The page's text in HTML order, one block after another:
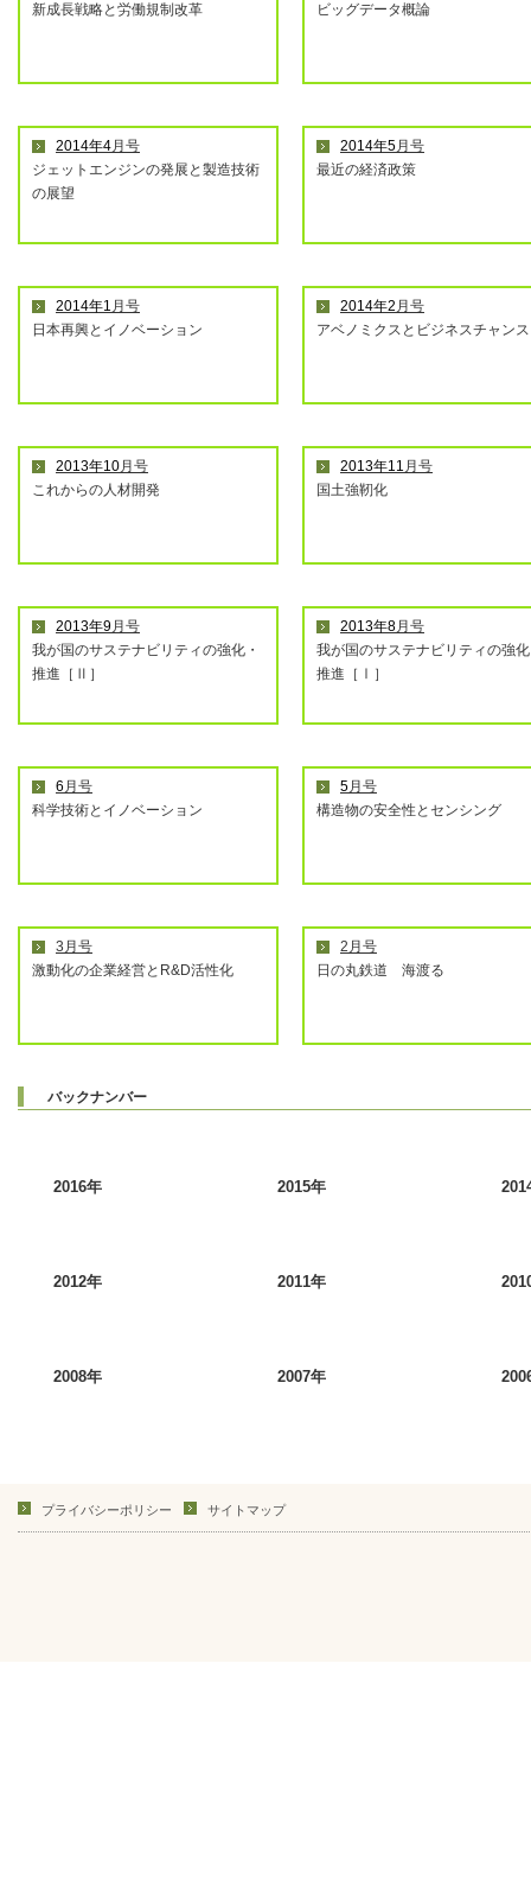
新成長戦略と労働規制改革
ビッグデータ概論
2014年4月号
ジェットエンジンの発展と製造技術
の展望
2014年5月号
最近の経済政策
2014年1 月号
日本再興とイノベーション
2014年2 月号
アベノミクスとビジネスチャンス
2013年10月号
これからの人材開発
2013年11 月号
国土強靭化
2013年9月号
我が国のサステナビリティの強化・
推進［Ⅱ］
2013年8月号
我が国のサステナビリティの強
推進［Ⅰ］
6 月号
科学技術とイノベーション
5月号
構造物の安全性とセンシング
3月号
激動化の企業経営とR&D活性化
2月号
日の丸鉄道 海渡る
バックナンバー
2016年 2015年
2012年 2011年
2008年 2007年
プライバシーポリシー サイトマップ